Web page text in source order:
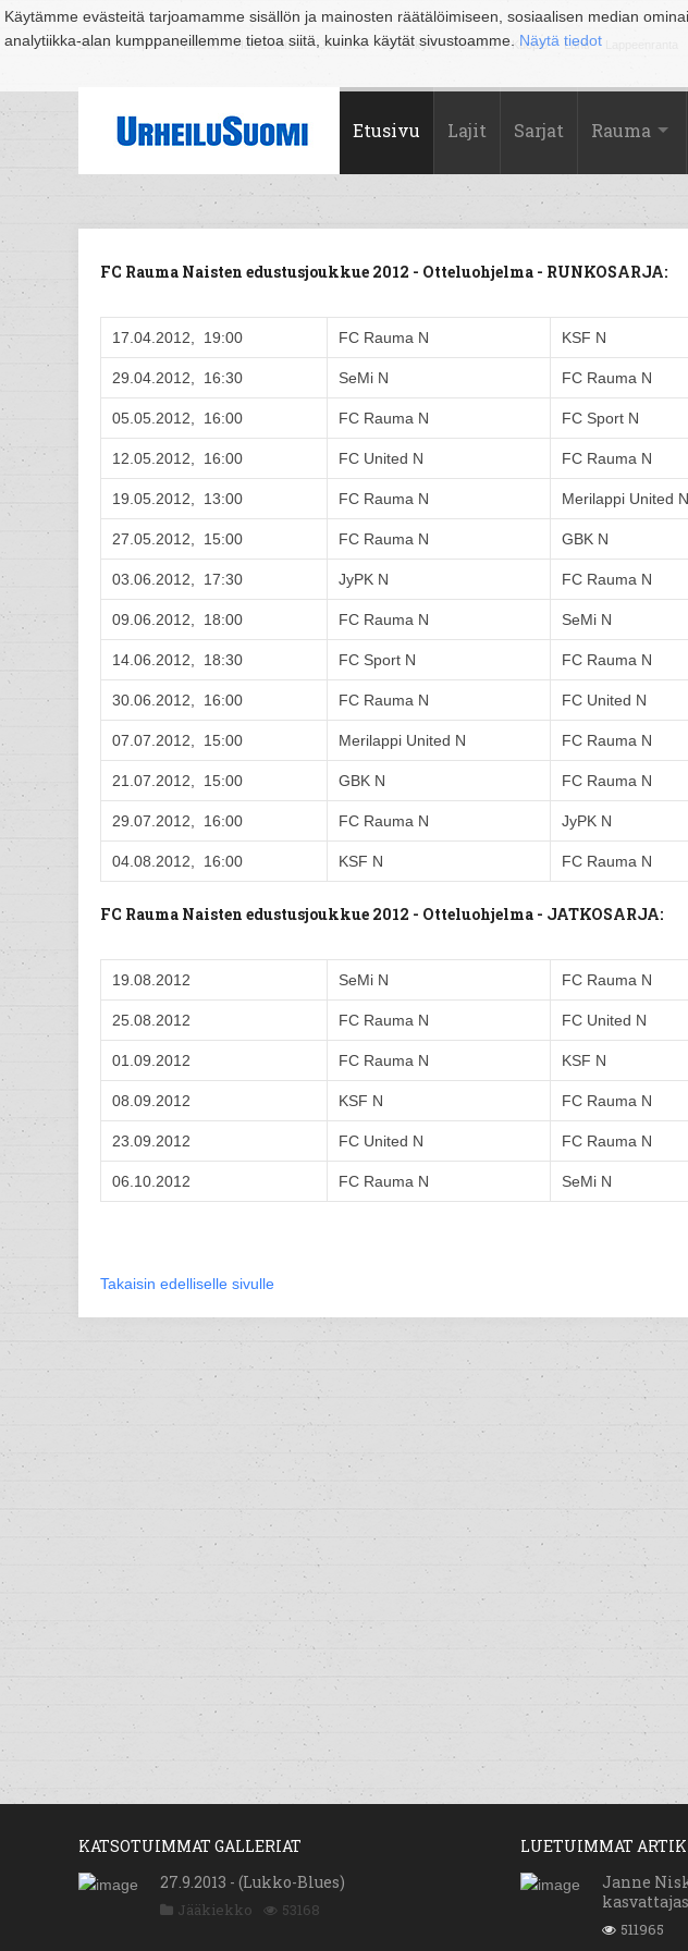
Käytämme evästeitä tarjoamamme sisällön ja mainosten räätälöimiseen, sosiaalisen median
analytiikka-alan kumppaneillemme tietoa siitä, kuinka käytät sivustoamme. Näytä tiedot
Suomi Espoo Helsinki Hämeenlinna Joensuu Jyväskylä Kouvola Kuopio Lahti
Etusivu Lajit Sarjat Rauma
FC Rauma Naisten edustusjoukkue 2012 - Otteluohjelma - RUNKOSARJA:
17.04.2012, 19:00 FC Rauma N KSF N
29.04.2012, 16:30 SeMi N FC Rauma N
05.05.2012, 16:00 FC Rauma N FC Sport N
12.05.2012, 16:00 FC United N FC Rauma N
19.05.2012, 13:00 FC Rauma N Merilappi United N
27.05.2012, 15:00 FC Rauma N GBK N
03.06.2012, 17:30 JyPK N FC Rauma N
09.06.2012, 18:00 FC Rauma N SeMi N
14.06.2012, 18:30 FC Sport N FC Rauma N
30.06.2012, 16:00 FC Rauma N FC United N
07.07.2012, 15:00 Merilappi United N FC Rauma N
21.07.2012, 15:00 GBK N FC Rauma N
29.07.2012, 16:00 FC Rauma N JyPK N
04.08.2012, 16:00 KSF N FC Rauma N
FC Rauma Naisten edustusjoukkue 2012 - Otteluohjelma - JATKOSARJA:
19.08.2012 SeMi N FC Rauma N
25.08.2012 FC Rauma N FC United N
01.09.2012 FC Rauma N KSF N
08.09.2012 KSF N FC Rauma N
23.09.2012 FC United N FC Rauma N
06.10.2012 FC Rauma N SeMi N
Takaisin edelliselle sivulle
KATSOTUIMMAT GALLERIAT
27.9.2013 - (Lukko-Blues)
Jääkiekko 53168
LUETUIMMAT
Janne
511965